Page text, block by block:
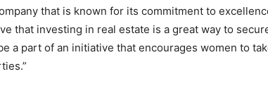
that is known for its commitment to
that investing in real estate is a great way to
a part of an initiative that encourages women to